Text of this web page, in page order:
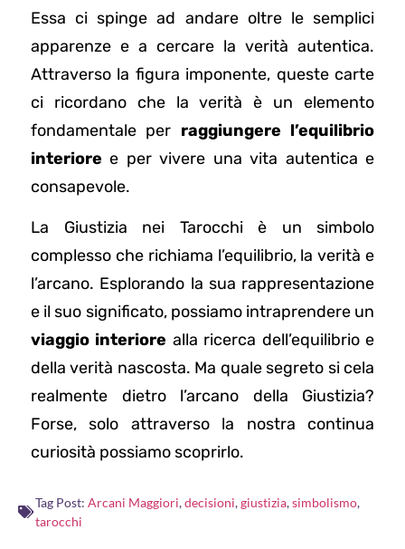
Essa ci spinge ad andare oltre le semplici
apparenze e a cercare la verità autentica.
Attraverso la figura imponente, queste carte
ci ricordano che la verità è un elemento
fondamentale per raggiungere l’equilibrio
interioree per vivere una vita autentica e
consapevole.
La Giustizia nei Tarocchi è un simbolo
complesso che richiama l’equilibrio, la verità e
l’arcano. Esplorando la sua rappresentazione
e il suo significato, possiamo intraprendere un
viaggio interiore alla ricerca dell’equilibrio e
della verità nascosta. Ma quale segreto si cela
realmente dietro l’arcano della Giustizia?
Forse, solo attraverso la nostra continua
curiosità possiamo scoprirlo.
Tag Post: Arcani Maggiori,decisioni,giustizia,simbolismo,
tarocchi